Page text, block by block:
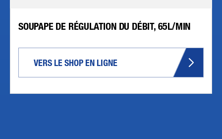
SOUPAPE DE RÉGULATION DU DÉBIT, 65L/MIN
VERS LE SHOP EN LIGNE